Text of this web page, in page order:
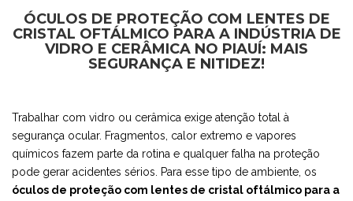
ÓCULOS DE PROTEÇÃO COM LENTES DE
CRISTAL OFTÁLMICO PARA A INDÚSTRIA DE
VIDRO E CERÂMICA NO PIAUÍ: MAIS
SEGURANÇA E NITIDEZ!
Trabalhar com vidro ou cerâmica exige atenção total à
segurança ocular. Fragmentos, calor extremo e vapores
químicos fazem parte da rotina e qualquer falha na proteção
pode gerar acidentes sérios. Para esse tipo de ambiente, os
óculos de proteção com lentes de cristal oftálmico para a